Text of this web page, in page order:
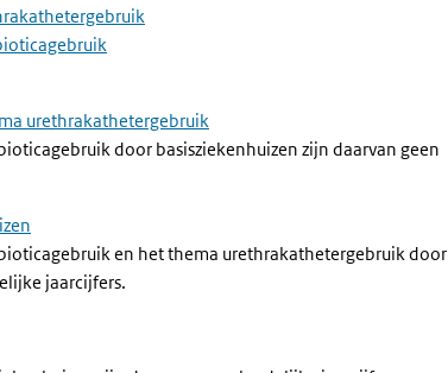
urethrakathetergebruik
door basisziekenhuizen zijn daarvan geen
en het thema urethrakathetergebruik door
jaarcijfers.